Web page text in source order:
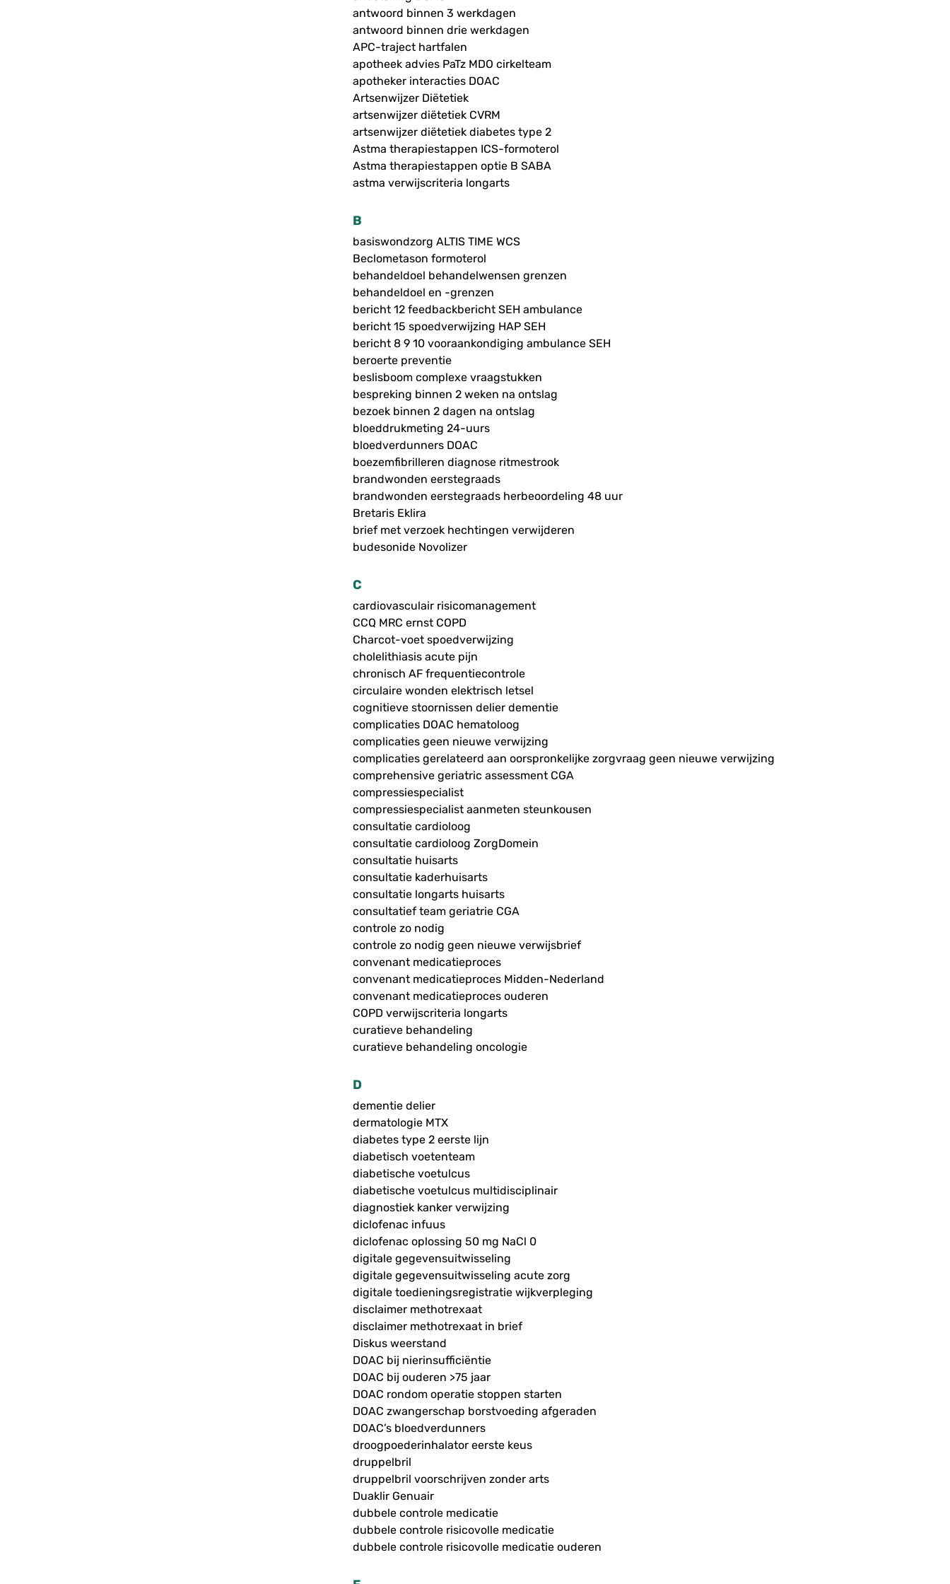
antwoord binnen 3 werkdagen
antwoord binnen drie werkdagen
APC-traject hartfalen
apotheek advies PaTz MDO cirkelteam
apotheker interacties DOAC
Artsenwijzer Diëtetiek
artsenwijzer diëtetiek CVRM
artsenwijzer diëtetiek diabetes type 2
Astma therapiestappen ICS-formoterol
Astma therapiestappen optie B SABA
astma verwijscriteria longarts
B
basiswondzorg ALTIS TIME WCS
Beclometason formoterol
behandeldoel behandelwensen grenzen
behandeldoel en -grenzen
bericht 12 feedbackbericht SEH ambulance
bericht 15 spoedverwijzing HAP SEH
bericht 8 9 10 vooraankondiging ambulance SEH
beroerte preventie
beslisboom complexe vraagstukken
bespreking binnen 2 weken na ontslag
bezoek binnen 2 dagen na ontslag
bloeddrukmeting 24-uurs
bloedverdunners DOAC
boezemfibrilleren diagnose ritmestrook
brandwonden eerstegraads
brandwonden eerstegraads herbeoordeling 48 uur
Bretaris Eklira
brief met verzoek hechtingen verwijderen
budesonide Novolizer
C
cardiovasculair risicomanagement
CCQ MRC ernst COPD
Charcot-voet spoedverwijzing
cholelithiasis acute pijn
chronisch AF frequentiecontrole
circulaire wonden elektrisch letsel
cognitieve stoornissen delier dementie
complicaties DOAC hematoloog
complicaties geen nieuwe verwijzing
complicaties gerelateerd aan oorspronkelijke zorgvraag geen nieuwe verwijzing
comprehensive geriatric assessment CGA
compressiespecialist
compressiespecialist aanmeten steunkousen
consultatie cardioloog
consultatie cardioloog ZorgDomein
consultatie huisarts
consultatie kaderhuisarts
consultatie longarts huisarts
consultatief team geriatrie CGA
controle zo nodig
controle zo nodig geen nieuwe verwijsbrief
convenant medicatieproces
convenant medicatieproces Midden-Nederland
convenant medicatieproces ouderen
COPD verwijscriteria longarts
curatieve behandeling
curatieve behandeling oncologie
D
dementie delier
dermatologie MTX
diabetes type 2 eerste lijn
diabetisch voetenteam
diabetische voetulcus
diabetische voetulcus multidisciplinair
diagnostiek kanker verwijzing
diclofenac infuus
diclofenac oplossing 50 mg NaCl 0
digitale gegevensuitwisseling
digitale gegevensuitwisseling acute zorg
digitale toedieningsregistratie wijkverpleging
disclaimer methotrexaat
disclaimer methotrexaat in brief
Diskus weerstand
DOAC bij nierinsufficiëntie
DOAC bij ouderen >75 jaar
DOAC rondom operatie stoppen starten
DOAC zwangerschap borstvoeding afgeraden
DOAC’s bloedverdunners
droogpoederinhalator eerste keus
druppelbril
druppelbril voorschrijven zonder arts
Duaklir Genuair
dubbele controle medicatie
dubbele controle risicovolle medicatie
dubbele controle risicovolle medicatie ouderen